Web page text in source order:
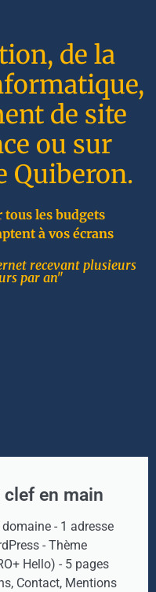
de la
de site
ou sur
Quiberon.
tous les budgets
à vos écrans
recevant plusieurs
par an"
clef en main
- 1 adresse
- Thème
Hello) - 5 pages
Contact, Mentions